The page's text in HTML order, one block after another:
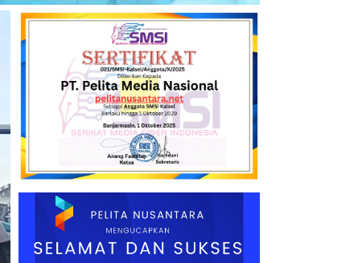
Headline